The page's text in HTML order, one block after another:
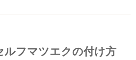
ルフマツエクの付け方